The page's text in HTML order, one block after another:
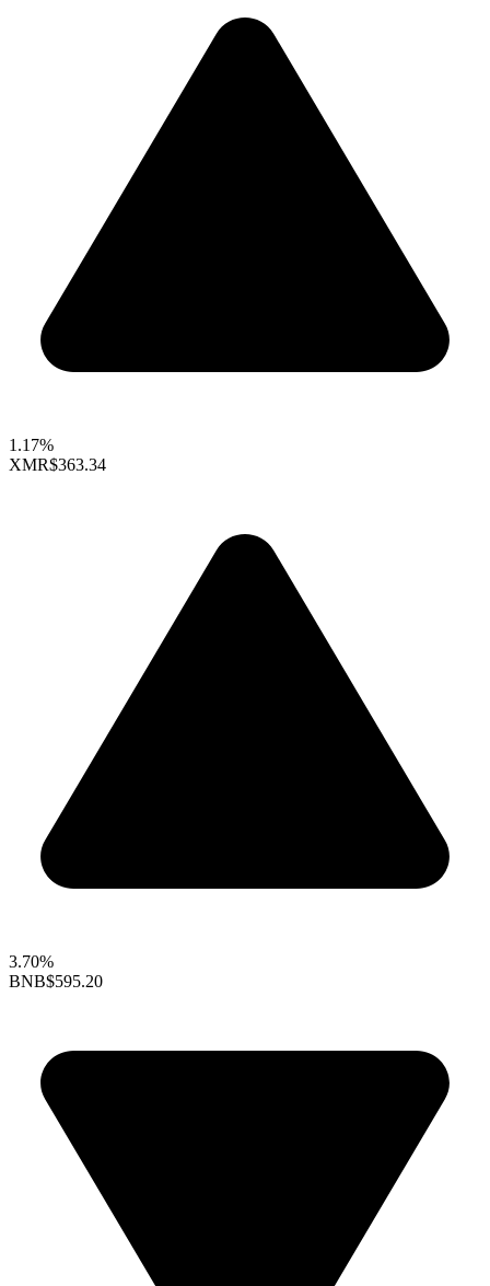
1.17%
XMR$363.34
3.70%
BNB$595.20